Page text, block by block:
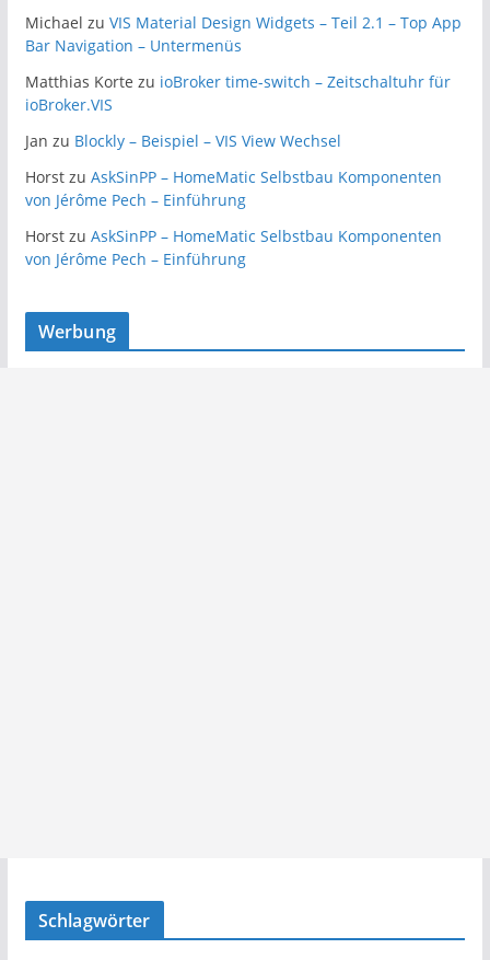
Michael zu VIS Material Design Widgets – Teil 2.1 – Top App
Bar Navigation – Untermenüs
Matthias Korte zu ioBroker time-switch – Zeitschaltuhr für
ioBroker.VIS
Jan zu Blockly – Beispiel – VIS View Wechsel
Horstzu AskSinPP – HomeMatic Selbstbau Komponenten
von Jérôme Pech – Einführung
Horstzu AskSinPP – HomeMatic Selbstbau Komponenten
von Jérôme Pech – Einführung
Werbung
Schlagwörter